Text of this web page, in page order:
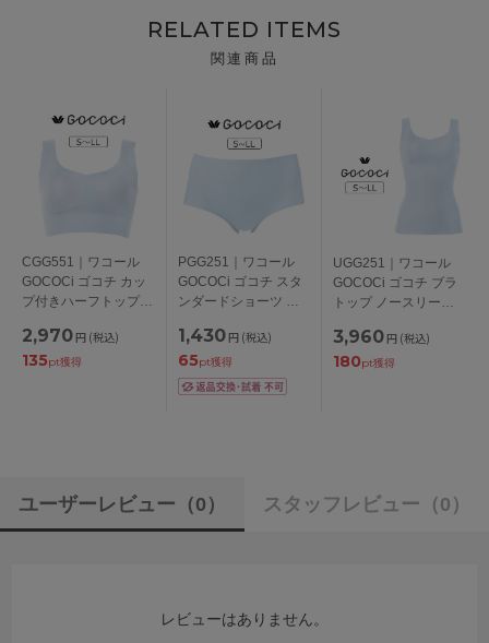
RELATED ITEMS
関連商品
CGG551｜ワコール
GOCOCi ゴコチ カッ
プ付きハーフトップ
2,970 円 (税込)
135pt獲得
PGG251｜ワコール
GOCOCi ゴコチ スタ
ンダードショーツ 綿
1,430 円 (税込)
65pt獲得
UGG251｜ワコール
GOCOCi ゴコチ ブラ
トップ ノースリーブ
綿混 S/M/L/LL
3,960 円 (税込)
180pt獲得
ユーザーレビュー （0） スタッフレビュー （0）
レビューはありません。